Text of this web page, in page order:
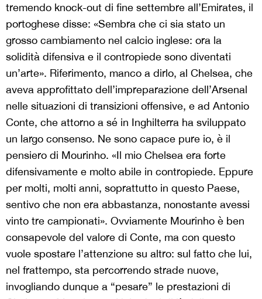
tremendo knock-out di fine settembre all’Emirates, il
portoghese disse: «Sembra che ci sia stato un
grosso cambiamento nel calcio inglese: ora la
solidità difensiva e il contropiede sono diventati
un’arte». Riferimento, manco a dirlo, al Chelsea, che
aveva approfittato dell’impreparazione dell’Arsenal
nelle situazioni di transizioni offensive, e ad Antonio
Conte, che attorno a sé in Inghilterra ha sviluppato
un largo consenso. Ne sono capace pure io, è il
pensiero di Mourinho. «Il mio Chelsea era forte
difensivamente e molto abile in contropiede. Eppure
per molti, molti anni, soprattutto in questo Paese,
sentivo che non era abbastanza, nonostante avessi
vinto tre campionati». Ovviamente Mourinho è ben
consapevole del valore di Conte, ma con questo
vuole spostare l’attenzione su altro: sul fatto che lui,
nel frattempo, sta percorrendo strade nuove,
invogliando dunque a “pesare” le prestazioni di